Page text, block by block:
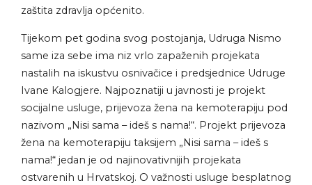
zaštita zdravlja općenito.
Tijekom pet godina svog postojanja, Udruga Nismo
same iza sebe ima niz vrlo zapaženih projekata
nastalih na iskustvu osnivačice i predsjednice Udruge
Ivane Kalogjere. Najpoznatiji u javnosti je projekt
socijalne usluge, prijevoza žena na kemoterapiju pod
nazivom „Nisi sama – ideš s nama!“. Projekt prijevoza
žena na kemoterapiju taksijem „Nisi sama – ideš s
nama!“ jedan je od najinovativnijih projekata
ostvarenih u Hrvatskoj. O važnosti usluge besplatnog